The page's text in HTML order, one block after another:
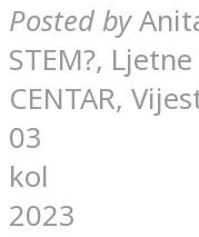
Posted by
STEM?,
CENTAR,
03
kol
2023